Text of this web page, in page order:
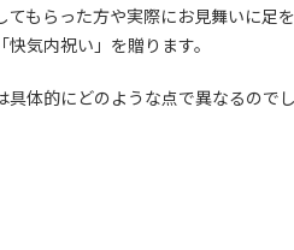
もらった方や実際にお見舞いに足
気内祝い」を贈ります。
体的にどのような点で異なるので